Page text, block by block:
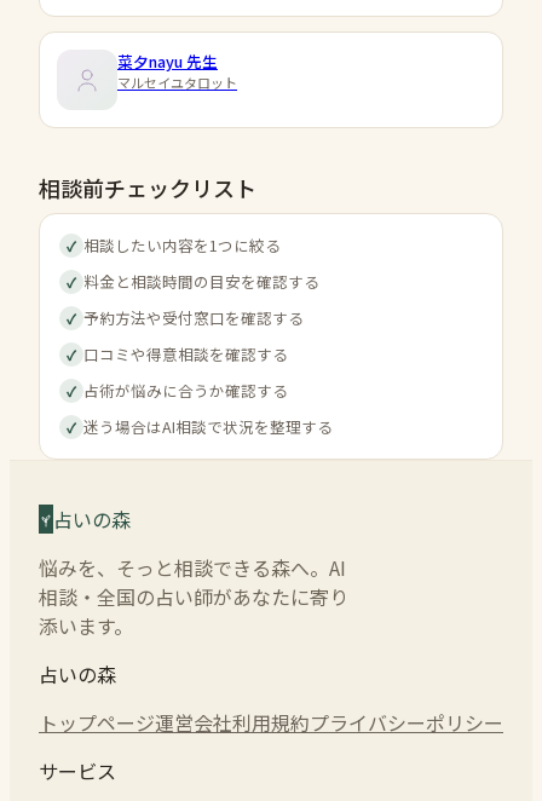
菜夕nayu先生
マルセイユタロット
相談前チェックリスト
✓ 相談したい内容を1つに絞る
✓ 料金と相談時間の目安を確認する
✓ 予約方法や受付窓口を確認する
✓ 口コミや得意相談を確認する
✓ 占術が悩みに合うか確認する
✓ 迷う場合はAI相談で状況を整理する
占いの森
悩みを、そっと相談できる森へ。AI
相談・全国の占い師があなたに寄り
添います。
占いの森
トップページ運営会社利用規約プライバシーポリシー
サービス